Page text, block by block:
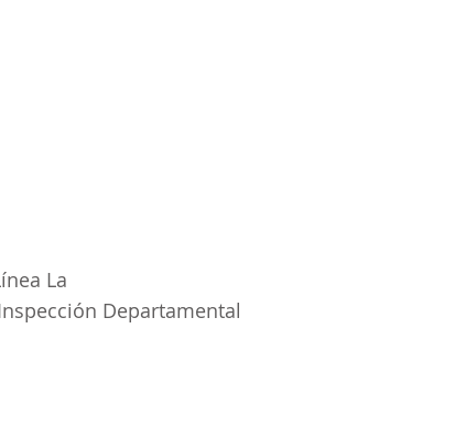
La
Departamental